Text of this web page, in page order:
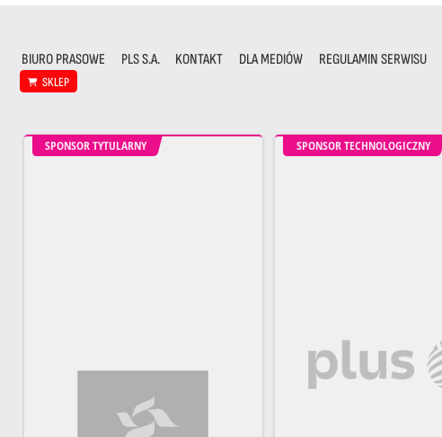
BIURO PRASOWE PLS S.A. KONTAKT DLA MEDIÓW REGULAMIN SERWISU
SKLEP
SPONSOR TYTULARNY SPONSOR TECHNOLOGICZNY